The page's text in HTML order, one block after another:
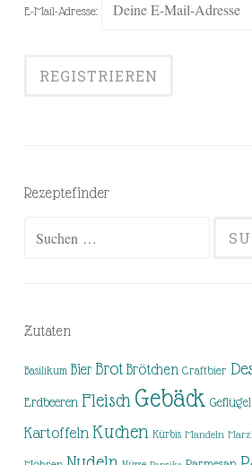
E-Mail-Adresse:
Rezeptefinder
Zutaten
Basilikum Bier Brot Brötchen Craftbier
Erdbeeren Fleisch Gebäck Geflügel
Kartoffeln Kuchen Kürbis Mandeln